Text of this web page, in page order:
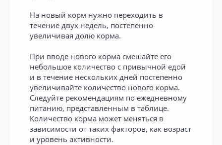
На новый корм нужно переходить в
течение двух недель, постепенно
увеличивая долю корма.
При вводе нового корма смешайте его
небольшое количество с привычной едой
и в течение нескольких дней постепенно
увеличивайте количество нового корма.
Следуйте рекомендациям по ежедневному
питанию, представленным в таблице.
Количество корма может меняться в
зависимости от таких факторов, как возраст
и уровень активности.